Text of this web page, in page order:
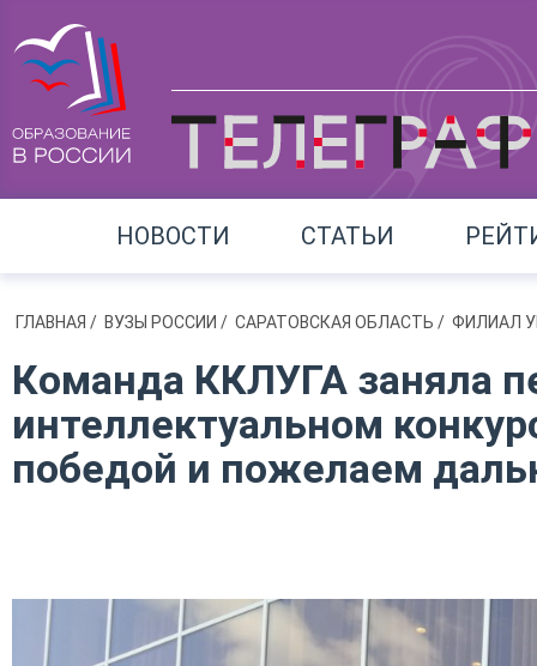
НОВОСТИ СТАТЬИ
ГЛАВНАЯ / ВУЗЫ РОССИИ / САРАТОВСКАЯ ОБЛАСТЬ / ФИЛИАЛ
Команда ККЛУГА заняла
интеллектуальном
победой и пожелаем